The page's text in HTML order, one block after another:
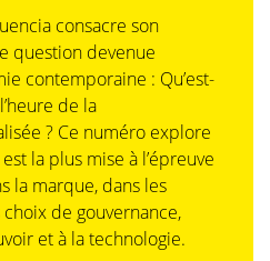
consacre son
question devenue
contemporaine : Qu’est-
de la
? Ce numéro explore
la plus mise à l’épreuve
la marque, dans les
de gouvernance,
et à la technologie.